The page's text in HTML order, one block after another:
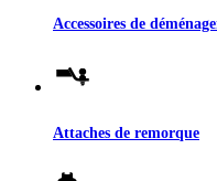
Accessoires de
Attaches de remorque